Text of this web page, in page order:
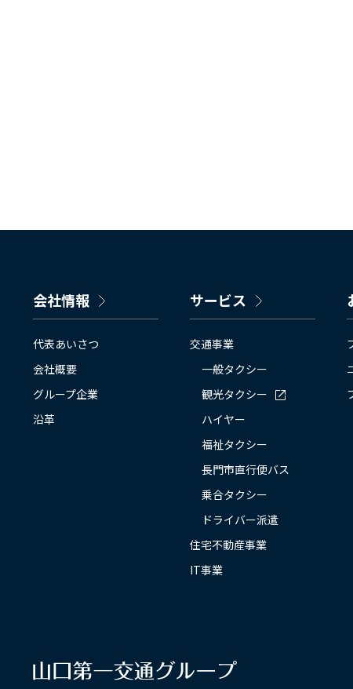
会社情報
代表あいさつ
会社概要
グループ企業
沿革
サービス
交通事業
一般タクシー
観光タクシー
ハイヤー
福祉タクシー
長門市直行便バス
乗合タクシー
ドライバー派遣
住宅不動産事業
IT事業